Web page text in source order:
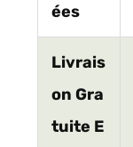
ées
Livrais
on Gra
tuite E